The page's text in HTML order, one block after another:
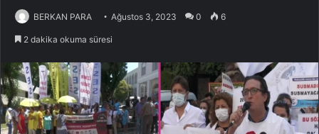
BERKAN PARA Ağustos 3, 2023 0 6
2 dakika okuma süresi